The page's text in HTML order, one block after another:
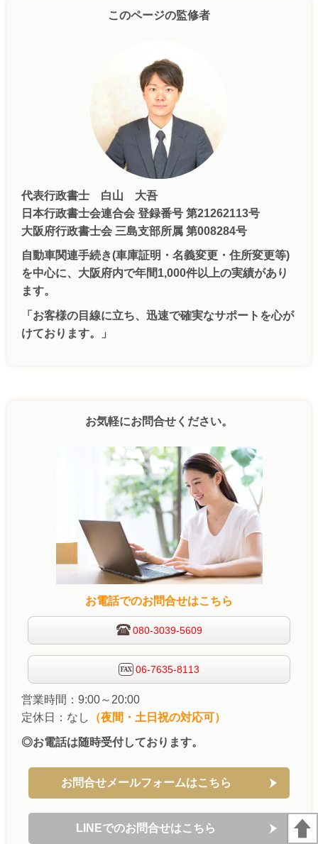
このページの監修者
代表行政書士 白山 大吾
日本行政書士会連合会 登録番号 第21262113号
大阪府行政書士会 三島支部所属 第008284号
自動車関連手続き(車庫証明・名義変更・住所変更等)
を中心に、大阪府内で年間1,000件以上の実績があり
ます。
「お客様の目線に立ち、迅速で確実なサポートを心が
けております。」
お気軽にお問合せください。
お電話でのお問合せはこちら
080-3039-5609
06-7635-8113
営業時間：9:00～20:00
定休日：なし
（夜間・土日祝の対応可）
◎お電話は随時受付しております。
お問合せメールフォームはこちら
LINEでのお問合せはこちら